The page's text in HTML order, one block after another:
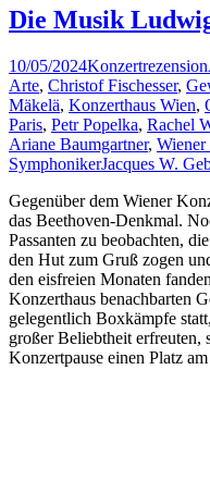
Die Musik
10/05/2024Konzertrezension
Arte, Christof Fischesser,
Mäkelä, Konzerthaus Wien,
Paris, Petr Popelka, Rachel
Ariane Baumgartner, Wiener
SymphonikerJacques W.
Gegenüber dem Wiener
das Beethoven-Denkmal.
Passanten zu beobachten,
den Hut zum Gruß zogen
den eisfreien Monaten
Konzerthaus benachbarten
gelegentlich Boxkämpfe
großer Beliebtheit erfreuten,
Konzertpause einen Platz